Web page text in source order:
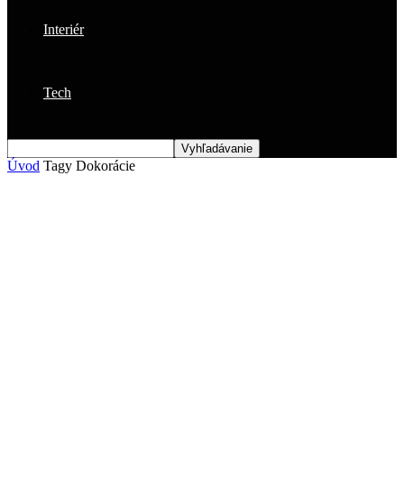
Interiér
Tech
Úvod Tagy Dokorácie